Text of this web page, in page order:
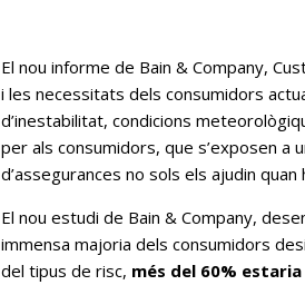
El nou informe de Bain & Company,
i les necessitats dels consumidors
d’inestabilitat, condicions
per als consumidors, que s’exposen
d’assegurances no sols els ajudin
El nou estudi de Bain & Company,
immensa majoria dels consumidors
del tipus de risc, més del 60%